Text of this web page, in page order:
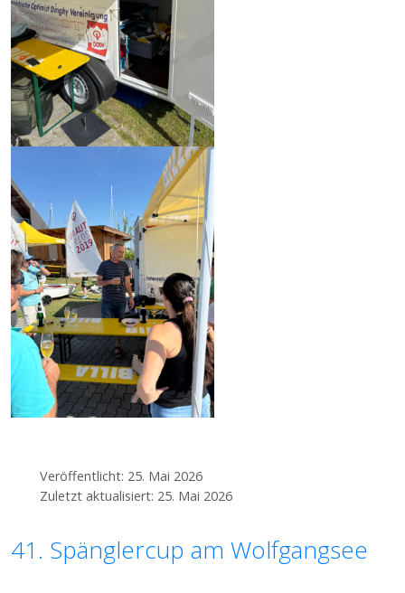
Veröffentlicht: 25. Mai 2026
Zuletzt aktualisiert: 25. Mai 2026
41. Spänglercup am Wolfgangsee